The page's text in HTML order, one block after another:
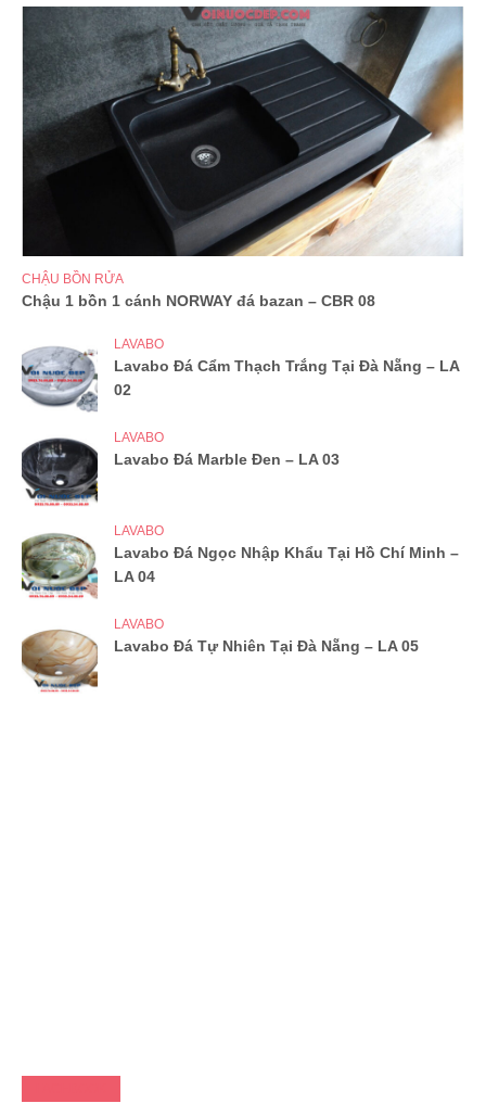
CHẬU BỒN RỬA
Chậu 1 bồn 1 cánh NORWAY đá bazan – CBR 08
LAVABO
Lavabo Đá Cẩm Thạch Trắng Tại Đà Nẵng – LA
02
LAVABO
Lavabo Đá Marble Đen – LA 03
LAVABO
Lavabo Đá Ngọc Nhập Khẩu Tại Hồ Chí Minh –
LA 04
LAVABO
Lavabo Đá Tự Nhiên Tại Đà Nẵng – LA 05